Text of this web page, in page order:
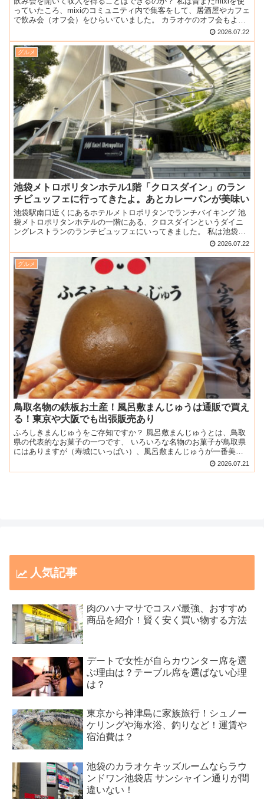
っていたころ、mixiのコミュニティ内で集客をして、居酒屋やカフェ
で飲み会（オフ会）をひらいていました。 カラオケのオフ会もよく
2026.07.22
グルメ
池袋メトロポリタンホテル1階「クロスダイン」のラン
チビュッフェに行ってきたよ。あとカレーパンが美味い
池袋駅南口近くにあるホテルメトロポリタンでランチバイキング 池
袋メトロポリタンホテルの一階にある、クロスダインというダイニ
ングレストランのランチビュッフェにいってきました。 私は池袋メ
トロポリタンホテルにあるジェクサーフィットネスジムに通っ...
2026.07.22
グルメ
鳥取名物の鉄板お土産！風呂敷まんじゅうは通販で買え
る！東京や大阪でも出張販売あり
ふろしきまんじゅうをご存知ですか？ 風呂敷まんじゅうとは、鳥取
県の代表的なお菓子の一つです、 いろいろな名物のお菓子が鳥取県
にはありますが（寿城にいっぱい）、風呂敷まんじゅうが一番美味
しいといわれていますし、私もそう思います。 黒糖と和三盆...2026.07.21
人気記事
肉のハナマサでコスパ最強、おすすめ
商品を紹介！賢く安く買い物する方法
デートで女性が自らカウンター席を選
ぶ理由は？テーブル席を選ばない心理
は？
東京から神津島に家族旅行！シュノー
ケリングや海水浴、釣りなど！運賃や
宿泊費は？
池袋のカラオケキッズルームならラウ
ンドワン池袋店 サンシャイン通りが間
違いない！